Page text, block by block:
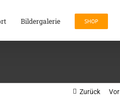
Bildergalerie SHOP
Zurück Vor